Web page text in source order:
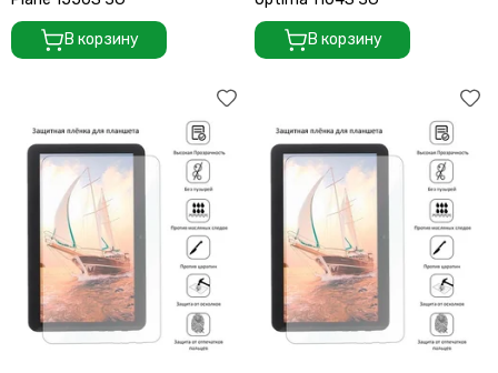
В корзину В корзину